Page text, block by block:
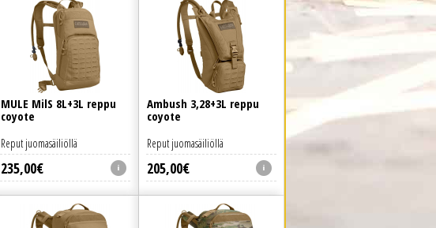
MULE MilS 8L+3L reppu
coyote
235,00€
Reput juomasäiliöllä
Ambush 3,28+3L reppu
coyote
205,00€
Reput juomasäiliöllä